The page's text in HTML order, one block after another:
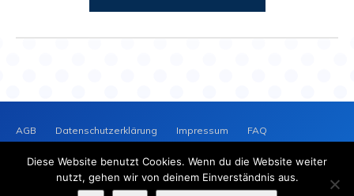
AGB Datenschutzerklärung Impressum
FAQ
PRESSEVERTEILERNEWS
Diese Website benutzt Cookies. Wenn du die Website weiter
nutzt, gehen wir von deinem Einverständnis aus.